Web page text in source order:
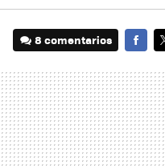
8 comentarios